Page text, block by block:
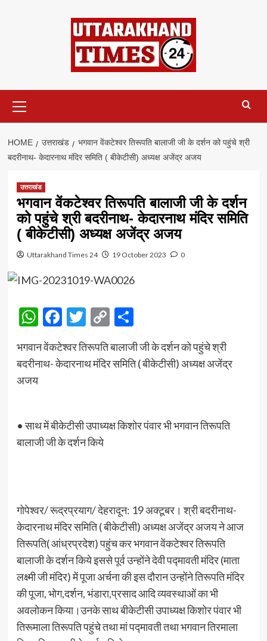
Menu
HOME उत्तराखंड
भगवान वेंकटेश्वर तिरूपति बालाजी जी के दर्शन को पहुंचे श्री
बदरीनाथ- केदारनाथ मंदिर समिति ( बीकेटीसी) अध्यक्ष अजेंद्र अजय
उत्तराखंड
भगवान वेंकटेश्वर तिरूपति बालाजी जी के दर्शन
को पहुंचे श्री बदरीनाथ- केदारनाथ मंदिर समिति
( बीकेटीसी) अध्यक्ष अजेंद्र अजय
Uttarakhand Times 24 19 October 2023 0
WhatsApp
Facebook
Twitter
Copy
Link
Share
भगवान वेंकटेश्वर तिरूपति बालाजी जी के दर्शन को पहुंचे श्री
बदरीनाथ- केदारनाथ मंदिर समिति ( बीकेटीसी) अध्यक्ष अजेंद्र
अजय
• साथ में बीकेटीसी उपाध्यक्ष किशोर पंवार भी भगवान तिरूपति
बालाजी जी के दर्शन किये
गोपेश्वर/ रूद्रप्रयाग/ देहरादून: 19 अक्टूबर। श्री बदरीनाथ-
केदारनाथ मंदिर समिति ( बीकेटीसी) अध्यक्ष अजेंद्र अजय ने आज
तिरूपति( आंध्रप्रदेश) पहुंच कर भगवान वेंकटेश्वर तिरूपति
बालाजी के दर्शन किये इससे पूर्व उन्होंने देवी पद्मावती मंदिर (माता
लक्ष्मी जी मंदिर) में पूजा अर्चना की इस दौरान उन्होंने तिरूपति मंदिर
की पूजा, भोग,दर्शन, भंडारा,प्रसाद आदि व्यवस्थाओं का भी
अवलोकन किया।उनके साथ बीकेटीसी उपाध्यक्ष किशोर पंवार भी
तिरूमाला तिरूपति पहुंचे तथा मां पद्मावती तथा भगवान तिरमाला